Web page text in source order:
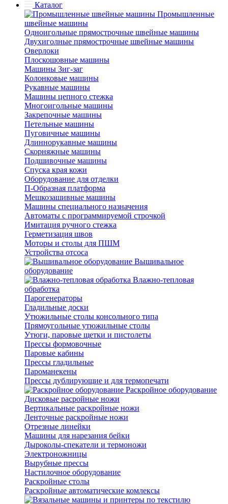
Каталог
Промышленные
швейные машины
Одноигольные прямострочные швейные машины
Двухиголные прямострочные швейные машины
Оверлоки
Плоскошовные машины
Машины Зиг-заг
Колонковые машины
Рукавные машины
Машины цепного стежка
Многоигольные машины
Закрепочные машины
Петельные машины
Пуговичные машины
Длиннорукавные машины
Скорняжные машины
Подшивочные машины
Спуска края кожи
Оборудование для отделки
П-Образная платформа
Мешкозашивные машины
Машины специального назначения
Автоматы с программируемой строчкой
Имитация ручного стежка
Герметизация швов
Моторы и столы для ПШМ
Устройства отсоса
Вышивальное
оборудование
Влажно-тепловая
обработка
Парогенераторы
Гладильные доски
Утюжильные столы консольного типа
Прямоугольные утюжильные столы
Утюги, паровые щетки и пистолеты
Прессы формовочные
Паровые кабины
Прессы гладильные
Пароманекены
Прессы дублирующие и для термопечати
Раскройное оборудование
Дисковые расройные ножи
Вертикальные раскройные ножи
Ленточные раскройные ножи
Отрезные линейки
Машины для нарезания бейки
Дыроколы-спекатели и термоножи
Электроножницы
Вырубные прессы
Настилочное оборудование
Раскройные столы
Раскройные автоматические комлексы